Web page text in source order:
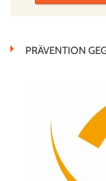
PRÄVENTION